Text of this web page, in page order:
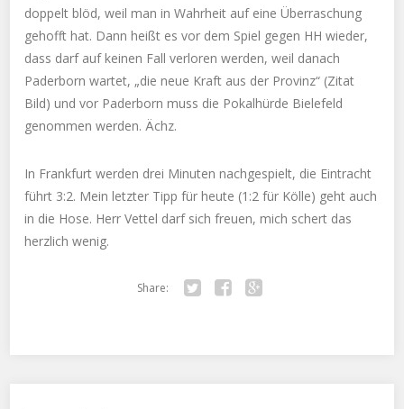
doppelt blöd, weil man in Wahrheit auf eine Überraschung
gehofft hat. Dann heißt es vor dem Spiel gegen HH wieder,
dass darf auf keinen Fall verloren werden, weil danach
Paderborn wartet, „die neue Kraft aus der Provinz“ (Zitat
Bild) und vor Paderborn muss die Pokalhürde Bielefeld
genommen werden. Ächz.
In Frankfurt werden drei Minuten nachgespielt, die Eintracht
führt 3:2. Mein letzter Tipp für heute (1:2 für Kölle) geht auch
in die Hose. Herr Vettel darf sich freuen, mich schert das
herzlich wenig.
Share: